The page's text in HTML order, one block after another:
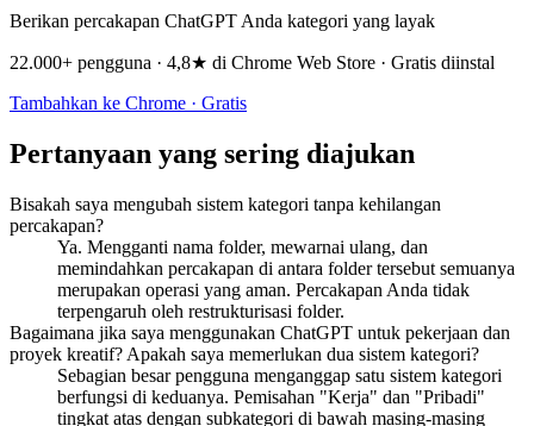
Berikan percakapan ChatGPT Anda kategori yang layak
22.000+ pengguna · 4,8★ di Chrome Web Store · Gratis diinstal
Tambahkan ke Chrome · Gratis
Pertanyaan yang sering diajukan
Bisakah saya mengubah sistem kategori tanpa kehilangan
percakapan?
Ya. Mengganti nama folder, mewarnai ulang, dan
memindahkan percakapan di antara folder tersebut semuanya
merupakan operasi yang aman. Percakapan Anda tidak
terpengaruh oleh restrukturisasi folder.
Bagaimana jika saya menggunakan ChatGPT untuk pekerjaan dan
proyek kreatif? Apakah saya memerlukan dua sistem kategori?
Sebagian besar pengguna menganggap satu sistem kategori
berfungsi di keduanya. Pemisahan "Kerja" dan "Pribadi"
tingkat atas dengan subkategori di bawah masing-masing